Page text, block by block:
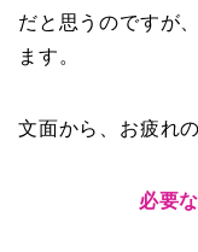
だと思うのですが
ます。
文面から、お疲れ
必要